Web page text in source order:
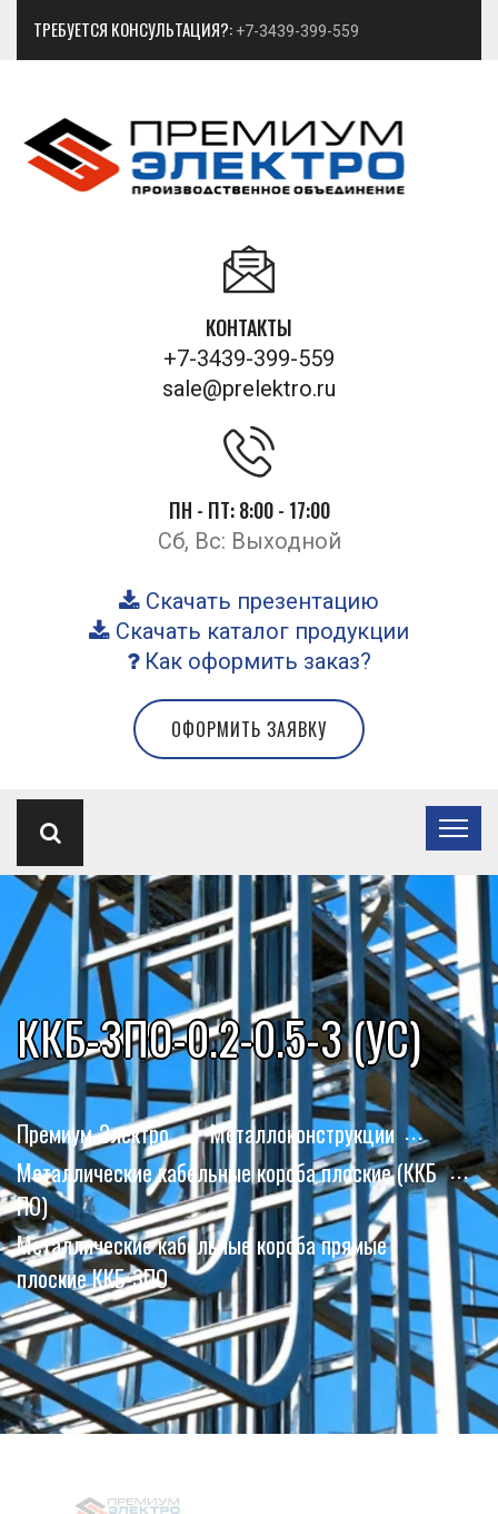
ТРЕБУЕТСЯ КОНСУЛЬТАЦИЯ?: +7-3439-399-559
КОНТАКТЫ
+7-3439-399-559
sale@prelektro.ru
ПН - ПТ: 8:00 - 17:00
Сб, Вс: Выходной
Скачать презентацию
Скачать каталог продукции
Как оформить заказ?
ОФОРМИТЬ ЗАЯВКУ
ККБ-3ПО-0.2-0.5-3 (УС)
Премиум-Электро
Металлоконструкции
Металлические кабельные короба плоские (ККБ
ПО)
Металлические кабельные короба прямые
плоские ККБ-3ПО